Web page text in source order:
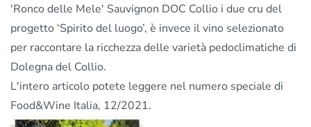
'Ronco delle Mele' Sauvignon DOC Collio i due cru del
progetto ‘Spirito del luogo’, è invece il vino selezionato
per raccontare la ricchezza delle varietà pedoclimatiche di
Dolegna del Collio.
L'intero articolo potete leggere nel numero speciale di
Food&Wine Italia, 12/2021.